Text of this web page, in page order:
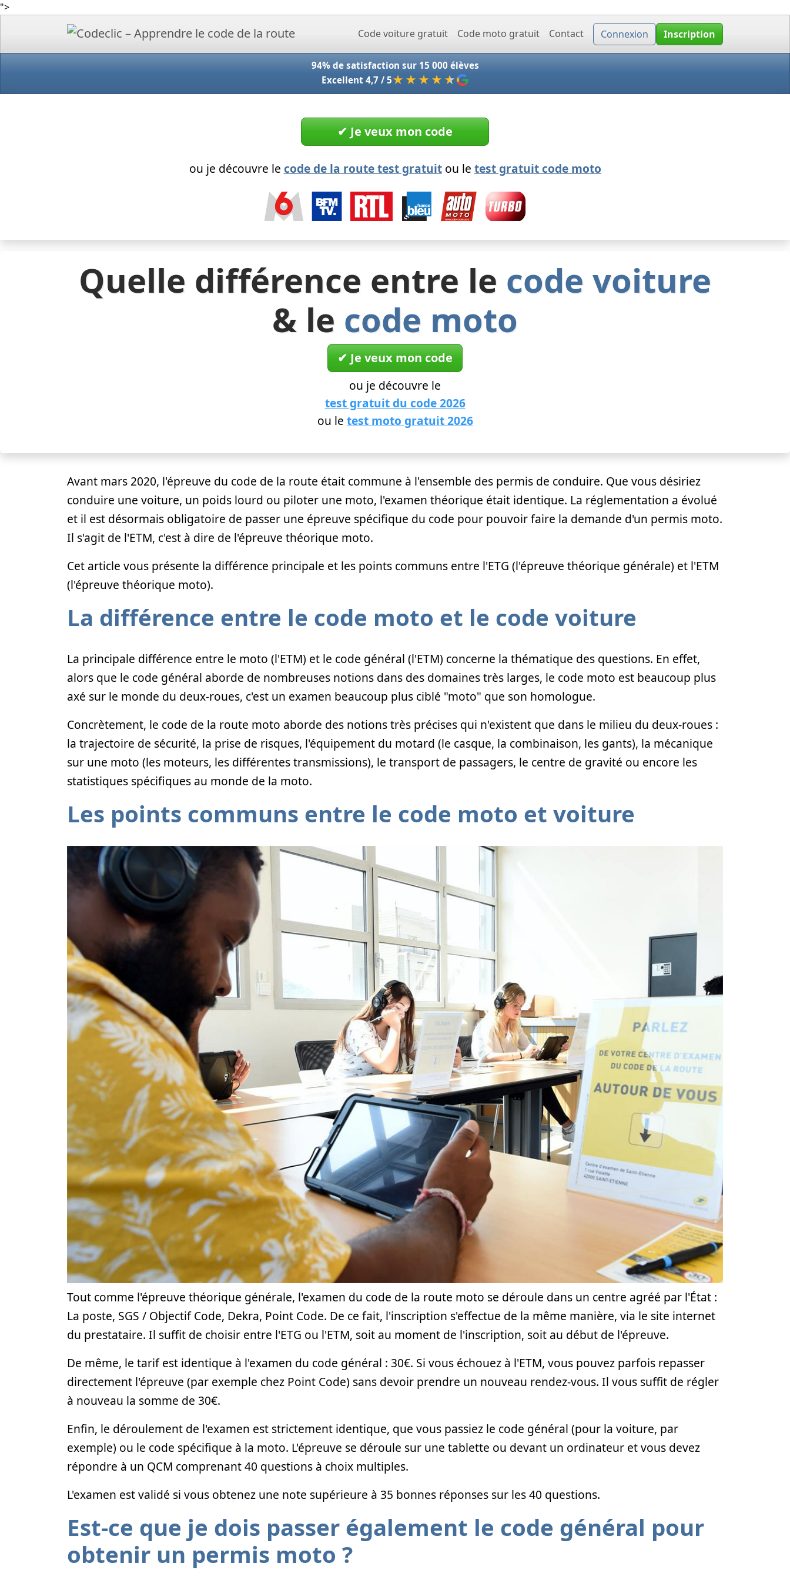
">
Accueil - CodeclicCode voiture gratuit Code moto gratuit Contact Connexion Inscription
94% de satisfaction sur 15 000 élèves
Excellent 4,7 / 5★★★★ ★
✔︎ Je veux mon code
ou je découvre le code de la route test gratuitou le test gratuit code moto
Quelle différence entre le code voiture
& le code moto
✔︎ Je veux mon code
ou je découvre le
test gratuit du code 2026
ou le test moto gratuit 2026
Avant mars 2020, l'épreuve du code de la route était commune à l'ensemble des permis de conduire. Que vous désiriez
conduire une voiture, un poids lourd ou piloter une moto, l'examen théorique était identique. La réglementation a évolué
et il est désormais obligatoire de passer une épreuve spécifique du code pour pouvoir faire la demande d'un permis moto.
Il s'agit de l'ETM, c'est à dire de l'épreuve théorique moto.
Cet article vous présente la différence principale et les points communs entre l'ETG (l'épreuve théorique générale) et l'ETM
(l'épreuve théorique moto).
La différence entre le code moto et le code voiture
La principale différence entre le moto (l'ETM) et le code général (l'ETM) concerne la thématique des questions. En effet,
alors que le code général aborde de nombreuses notions dans des domaines très larges, le code moto est beaucoup plus
axé sur le monde du deux-roues, c'est un examen beaucoup plus ciblé "moto" que son homologue.
Concrètement, le code de la route moto aborde des notions très précises qui n'existent que dans le milieu du deux-roues :
la trajectoire de sécurité, la prise de risques, l'équipement du motard (le casque, la combinaison, les gants), la mécanique
sur une moto (les moteurs, les différentes transmissions), le transport de passagers, le centre de gravité ou encore les
statistiques spécifiques au monde de la moto.
Les points communs entre le code moto et voiture
Tout comme l'épreuve théorique générale, l'examen du code de la route moto se déroule dans un centre agréé par l'État :
La poste, SGS / Objectif Code, Dekra, Point Code. De ce fait, l'inscription s'effectue de la même manière, via le site internet
du prestataire. Il suffit de choisir entre l'ETG ou l'ETM, soit au moment de l'inscription, soit au début de l'épreuve.
De même, le tarif est identique à l'examen du code général : 30€. Si vous échouez à l'ETM, vous pouvez parfois repasser
directement l'épreuve (par exemple chez Point Code) sans devoir prendre un nouveau rendez-vous. Il vous suffit de régler
à nouveau la somme de 30€.
Enfin, le déroulement de l'examen est strictement identique, que vous passiez le code général (pour la voiture, par
exemple) ou le code spécifique à la moto. L'épreuve se déroule sur une tablette ou devant un ordinateur et vous devez
répondre à un QCM comprenant 40 questions à choix multiples.
L'examen est validé si vous obtenez une note supérieure à 35 bonnes réponses sur les 40 questions.
Est-ce que je dois passer également le code général pour
obtenir un permis moto ?